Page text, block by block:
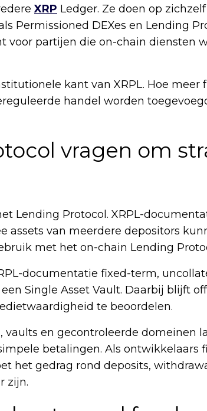
XRP Ledger. Ze doen op
Permissioned DEXes en Lending
voor partijen die on-chain diensten
kant van XRPL. Hoe meer
handel worden
vragen om
Lending Protocol. XRPL-
assets van meerdere depositors
met het on-chain Lending
documentatie fixed-term,
Single Asset Vault. Daarbij blijft
te beoordelen.
vaults en gecontroleerde domeinen
betalingen. Als ontwikkelaars
het gedrag rond deposits,
zijn.